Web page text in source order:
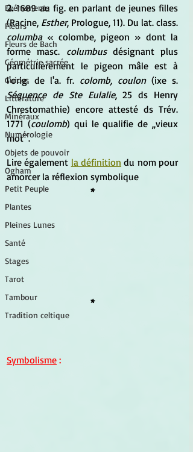
Evénements
Fleurs
Fleurs de Bach
Géométrie sacrée
Guides
Littérature
Minéraux
Numérologie
Objets de pouvoir
Ogham
Petit Peuple
Plantes
Pleines Lunes
Santé
Stages
Tarot
Tambour
Tradition celtique
2. 1689 au fig. en parlant de jeunes filles
(Racine, Esther
columba « colombe, pigeon » dont la
forme masc. columbus désignant plus
particulièrement le pigeon mâle est à
l'orig. de l'a. fr. colomb, coulon
Séquence de Ste Eulalie, 25 ds Henry
Chrestomathie) encore attesté ds Trév.
1771 (coulomb) qui le qualifie de ,,vieux
mot``.
Lire également la définition du nom pour
amorcer la réflexion symbolique
*
*
Symbolisme :